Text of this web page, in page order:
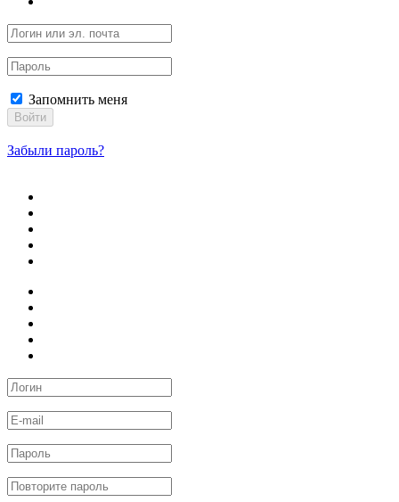
Запомнить меня
Войти
Забыли пароль?